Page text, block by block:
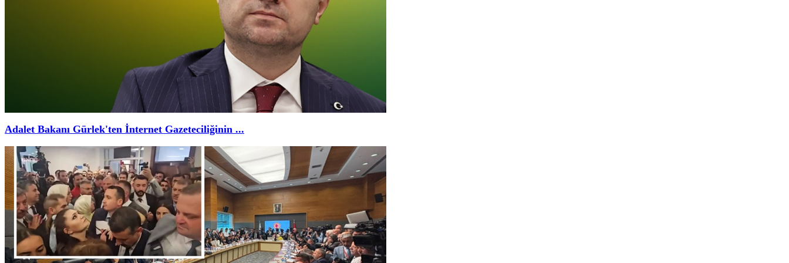
Adalet Bakanı Gürlek'ten İnternet Gazeteciliğinin ...